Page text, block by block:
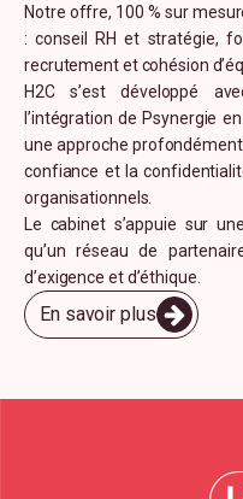
Notre offre, 100 % sur
: conseil RH et stratégie,
recrutement et cohésion
H2C s’est développé
l’intégration de Psynergie
une approche
confiance et la
organisationnels.
Le cabinet s’appuie sur
qu’un réseau de
d’exigence et d’éthique.
En savoir plus